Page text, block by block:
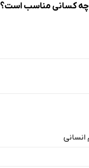
چه کسانی مناسب است؟